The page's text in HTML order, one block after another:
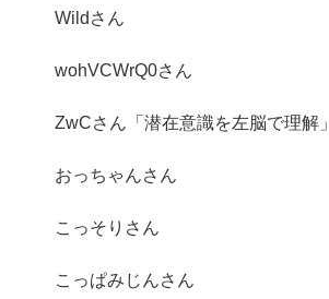
Wildさん
wohVCWrQ0さん
ZwCさん「潜在意識を左脳で理解」
おっちゃんさん
こっそりさん
こっぱみじんさん